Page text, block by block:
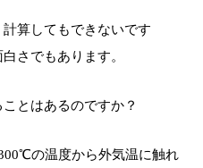
算してもできないです
さでもあります。
とはあるのですか？
の温度から外気温に触れ